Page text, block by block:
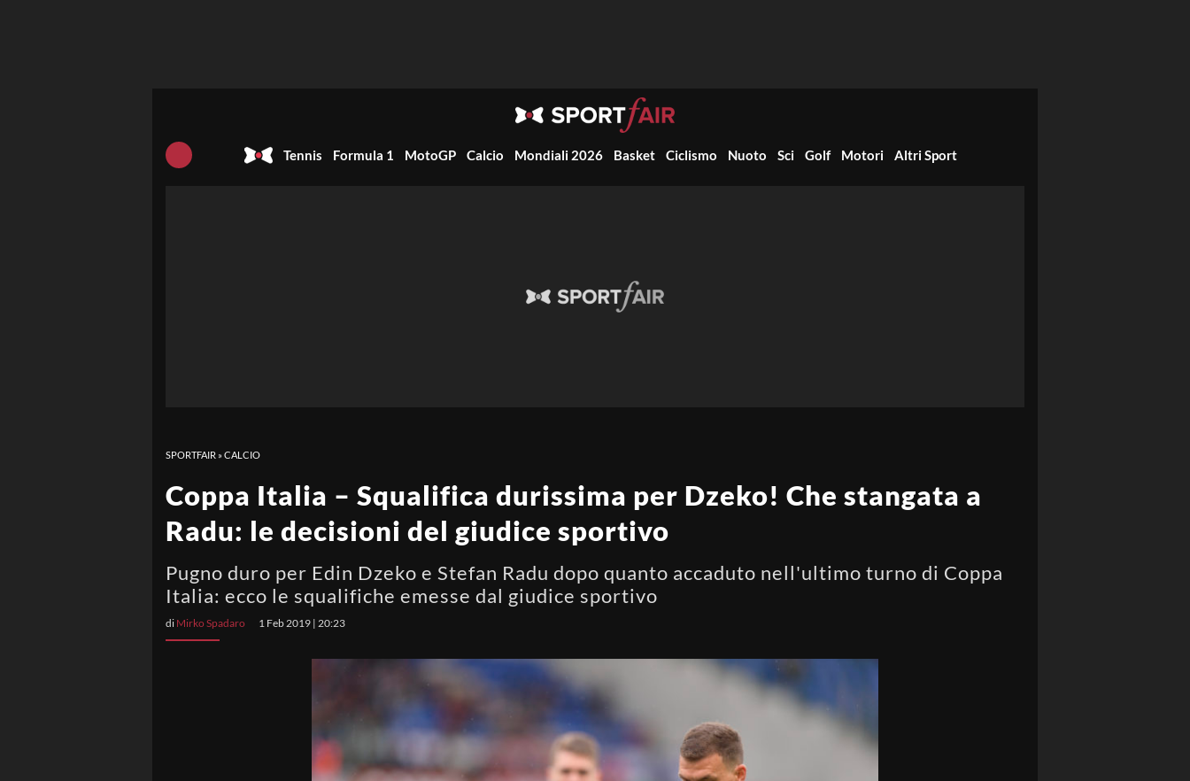
Tennis Formula 1 MotoGP Calcio Mondiali 2026 Basket Ciclismo Nuoto Sci Golf Motori Altri Sport
SPORTFAIR »CALCIO
Coppa Italia – Squalifica durissima per Dzeko! Che stangata a
Radu: le decisioni del giudice sportivo
Pugno duro per Edin Dzeko e Stefan Radu dopo quanto accaduto nell'ultimo turno di Coppa
Italia: ecco le squalifiche emesse dal giudice sportivo
di Mirko Spadaro 1 Feb 2019 | 20:23